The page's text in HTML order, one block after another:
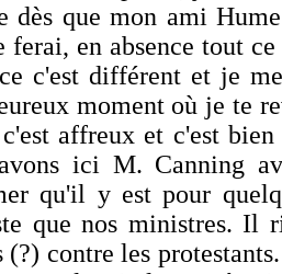
dès que mon ami
ferai, en absence tout
c'est différent et je
moment où je te
affreux et c'est
ici M. Canning
qu'il y est pour
que nos ministres. Il
(?) contre les